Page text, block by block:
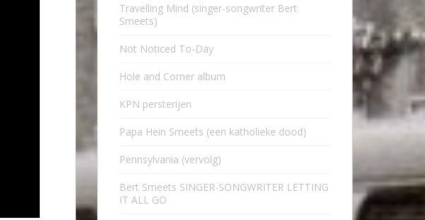
Travelling Mind (singer-songwriter Bert
Smeets)
Not Noticed To-Day
Hole and Corner album
KPN persterijen
Papa Hein Smeets (een katholieke dood)
Pennsylvania (vervolg)
Bert Smeets SINGER-SONGWRITER LETTING
IT ALL GO